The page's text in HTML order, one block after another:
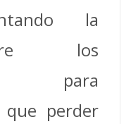
la
los
para
perder